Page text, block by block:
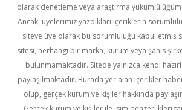
olarak denetleme veya araştırma
Ancak, üyelerimiz yazdıkları içeriklerin
siteye üye olarak bu sorumluluğu kabul etmiş
sitesi, herhangi bir marka, kurum veya şahıs
bulunmamaktadır. Sitede yalnızca kendi
paylaşılmaktadır. Burada yer alan içerikler
olup, gerçek kurum ve kişiler hakkında